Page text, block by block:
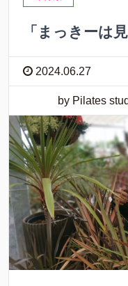
「まっきーは
2024.06.27
by Pilates